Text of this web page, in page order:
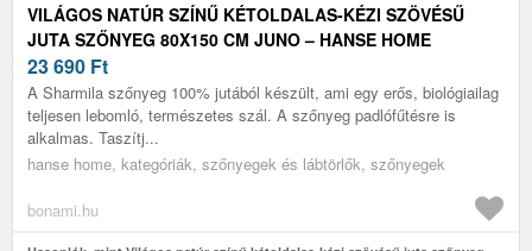
VILÁGOS NATÚR SZÍNŰ KÉTOLDALAS-KÉZI SZÖVÉSŰ
JUTA SZŐNYEG 80X150 CM JUNO – HANSE HOME
23 690 Ft
A Sharmila szőnyeg 100% jutából készült, ami egy erős, biológiailag
teljesen lebomló, természetes szál. A szőnyeg padlófűtésre is
alkalmas. Taszítj...
hanse home, kategóriák, szőnyegek és lábtörlők, szőnyegek
bonami.hu